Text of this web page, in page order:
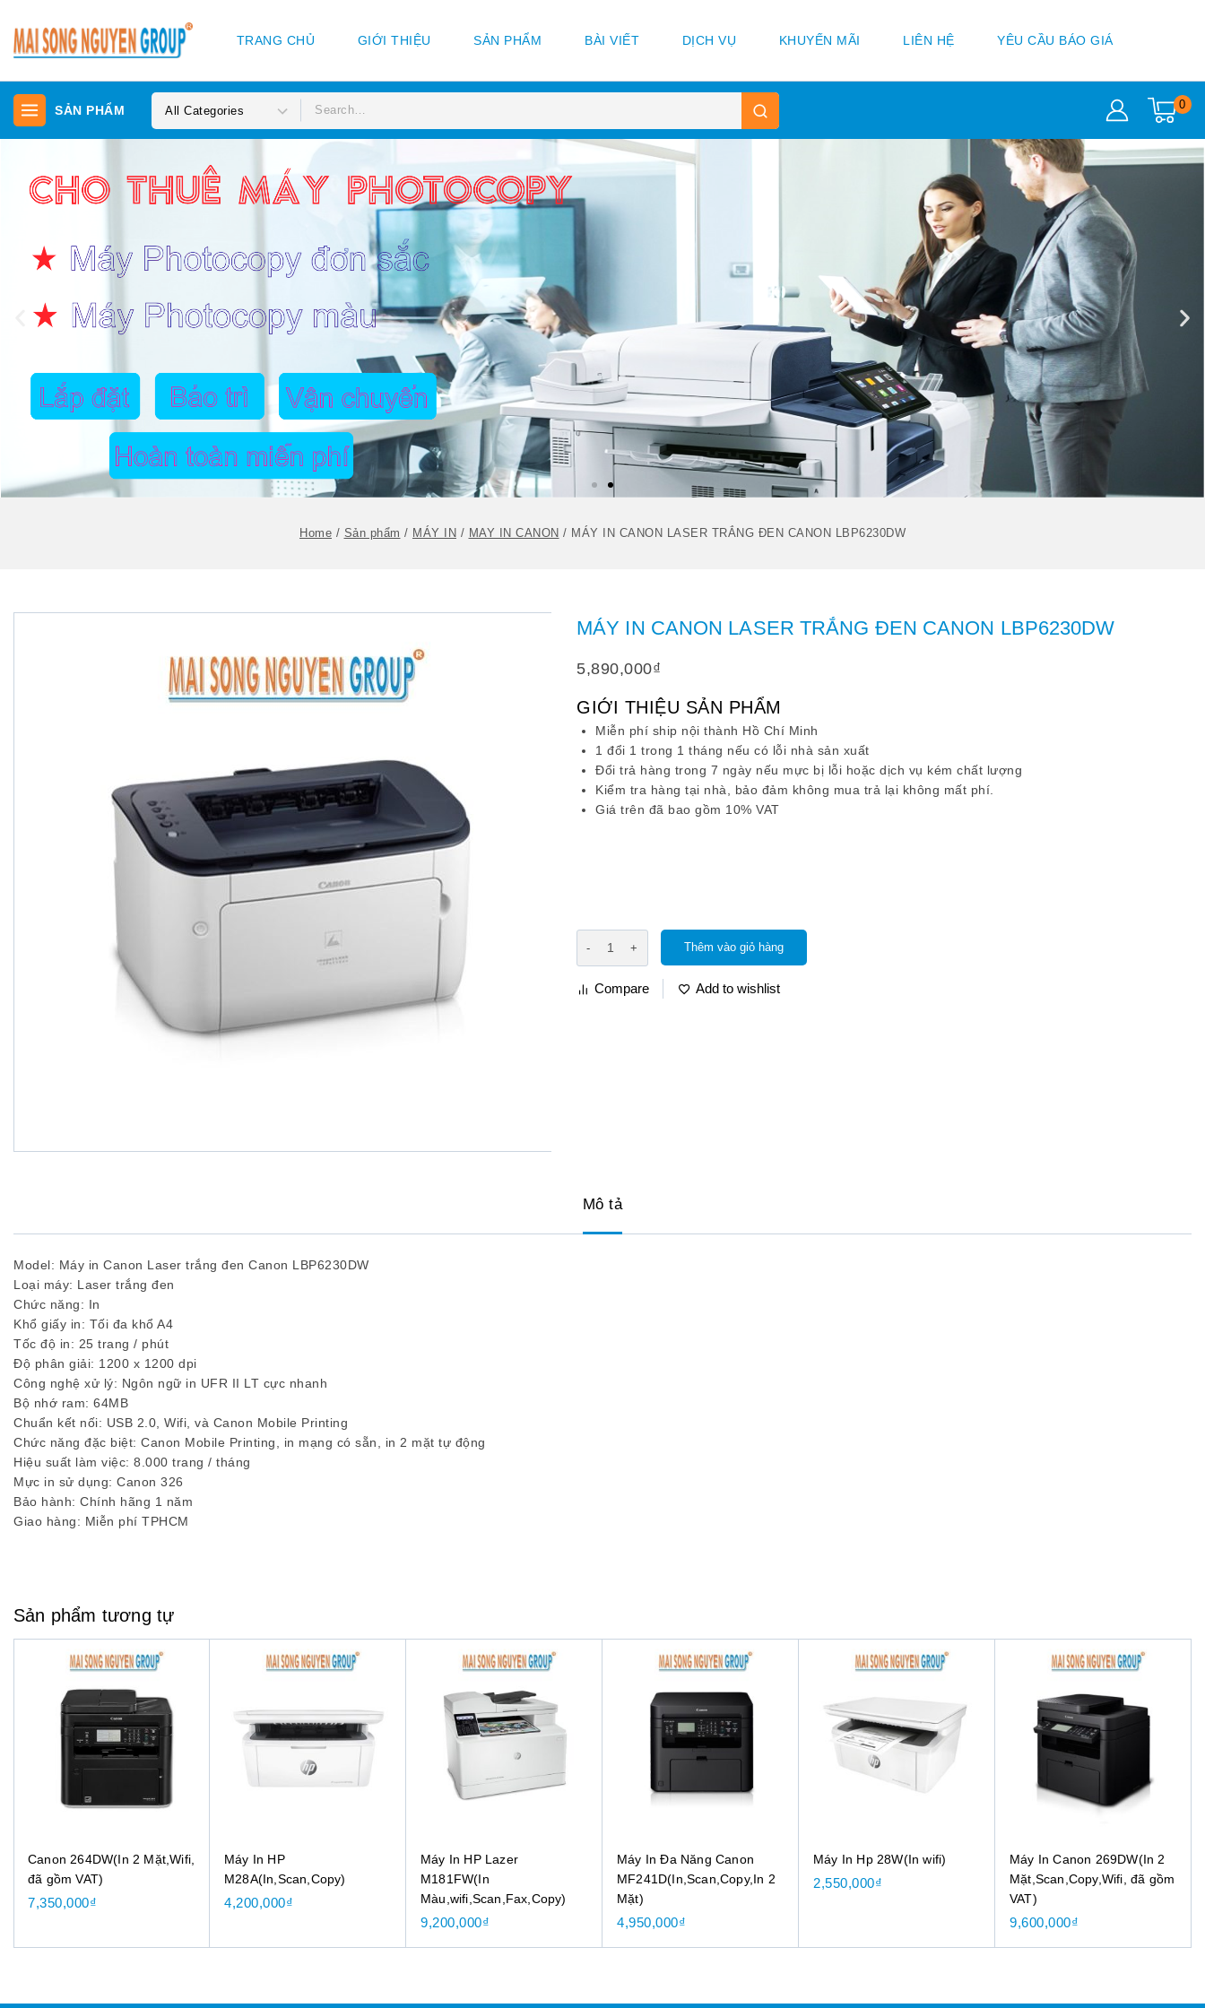
TRANG CHỦ GIỚI THIỆU SẢN PHẨM BÀI VIẾT DỊCH VỤ KHUYẾN MÃI LIÊN HỆ YÊU CẦU BÁO GIÁ
SẢN PHẨM 0
Home / Sản phẩm / MÁY IN / MAY IN CANON / MÁY IN CANON LASER TRẮNG ĐEN CANON LBP6230DW
MÁY IN CANON LASER TRẮNG ĐEN CANON LBP6230DW
5,890,000₫
GIỚI THIỆU SẢN PHẨM
Miễn phí ship nội thành Hồ Chí Minh
1 đổi 1 trong 1 tháng nếu có lỗi nhà sản xuất
Đổi trả hàng trong 7 ngày nếu mực bị lỗi hoặc dịch vụ kém chất lượng
Kiểm tra hàng tại nhà, bảo đảm không mua trả lại không mất phí.
Giá trên đã bao gồm 10% VAT
Thêm vào giỏ hàng
Compare Add to wishlist
Mô tả
Model: Máy in Canon Laser trắng đen Canon LBP6230DW
Loại máy: Laser trắng đen
Chức năng: In
Khổ giấy in: Tối đa khổ A4
Tốc độ in: 25 trang / phút
Độ phân giải: 1200 x 1200 dpi
Công nghệ xử lý: Ngôn ngữ in UFR II LT cực nhanh
Bộ nhớ ram: 64MB
Chuẩn kết nối: USB 2.0, Wifi, và Canon Mobile Printing
Chức năng đặc biệt: Canon Mobile Printing, in mạng có sẵn, in 2 mặt tự động
Hiệu suất làm việc: 8.000 trang / tháng
Mực in sử dụng: Canon 326
Bảo hành: Chính hãng 1 năm
Giao hàng: Miễn phí TPHCM
Sản phẩm tương tự
Canon 264DW(In 2 Mặt,Wifi,
đã gồm VAT)
7,350,000₫
Máy In HP
M28A(In,Scan,Copy)
4,200,000₫
Máy In HP Lazer
M181FW(In
Màu,wifi,Scan,Fax,Copy)
9,200,000₫
Máy In Đa Năng Canon
MF241D(In,Scan,Copy,In 2
Mặt)
4,950,000₫
Máy In Hp 28W(In wifi)
2,550,000₫
Máy In Canon 269DW(In 2
Mặt,Scan,Copy,Wifi, đã gồm
VAT)
9,600,000₫